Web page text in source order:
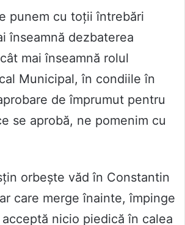
punem cu toții întrebări
înseamnă dezbaterea
mai înseamnă rolul
Municipal, în condiile în
de împrumut pentru
se aprobă, ne pomenim cu
orbește văd în Constantin
care merge înainte, împinge
nicio piedică în calea